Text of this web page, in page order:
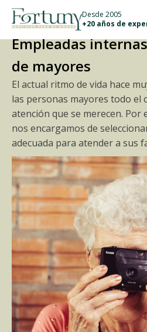
911 887 226
Desde 2005
+20 años de
Empleadas
de mayores
El actual ritmo de vida hace
las personas mayores todo el
atención que se merecen. Por
nos encargamos de
adecuada para atender a sus